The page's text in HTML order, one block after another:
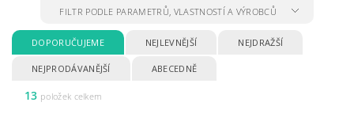
FILTR PODLE PARAMETRŮ, VLASTNOSTÍ A VÝROBCŮ
DOPORUČUJEME NEJLEVNĚJŠÍ NEJDRAŽŠÍ
NEJPRODÁVANĚJŠÍ ABECEDNĚ
13 položek celkem